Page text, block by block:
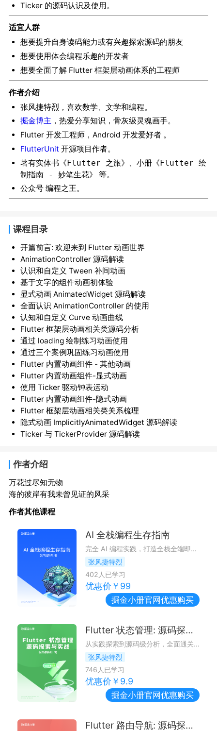
Ticker 的源码认识及使用。
适宜人群
想要提升自身读码能力或有兴趣探索源码的朋友
想要使用体会编程乐趣的开发者
想要全面了解 Flutter 框架层动画体系的工程师
作者介绍
张风捷特烈 ，喜欢数学 文学和编程。
掘金博主 ，热爱分享知识，骨灰级灵魂画手。
Flutter 开发工程师，Android 开发爱好者 。
FlutterUnit 开源项目作者。
著有实体书 《Flutter 之旅》 、小册《Flutter 绘
制指南 - 妙笔生花》
等。
公众号 编程之王。
课程目录
开篇前言: 欢迎来到 Flutter 动画世界
AnimationController 源码解读
认识和自定义 Tween 补间动画
基于文字的组件动画初体验
显式动画 AnimatedWidget 源码解读
全面认识 AnimationController 的使用
认知和自定义 Curve 动画曲线
Flutter 框架层动画相关类源码分析
通过 loading 绘制练习动画使用
通过三个案例巩固练习动画使用
Flutter 内置动画组件 - 其他动画
Flutter 内置动画组件-显式动画
使用 Ticker 驱动钟表运动
Flutter 内置动画组件-隐式动画
Flutter 框架层动画相关类关系梳理
隐式动画 ImplicitlyAnimatedWidget 源码解读
Ticker 与 TickerProvider 源码解读
作者介绍
万花过尽知无物
海的彼岸有我未曾见证的风采
作者其他课程
AI 全栈编程生存指南
完全 AI 编程实践，打造全栈全端即时通信产品。
张风捷特烈
402 人已学习
优惠价￥ 99
掘金小册官网优惠购买
Flutter 状态管理: 源码探索与实战
从实践探索到源码级分析，全面通关 Flutter 状态管理。
张风捷特烈
746 人已学习
优惠价￥ 9.9
掘金小册官网优惠购买
Flutter 路由导航: 源码探索与实战